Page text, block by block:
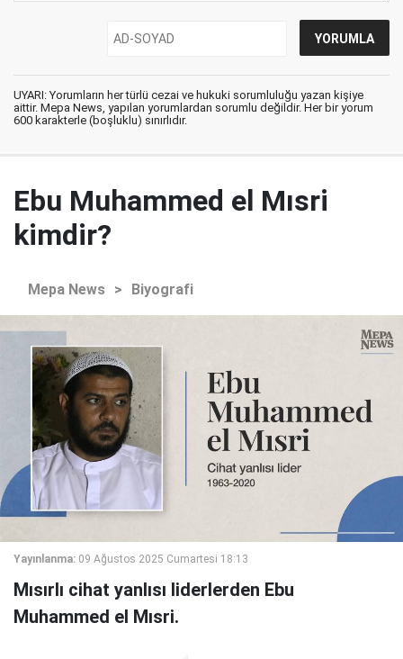
UYARI: Yorumların her türlü cezai ve hukuki sorumluluğu yazan kişiye
aittir. Mepa News, yapılan yorumlardan sorumlu değildir. Her bir yorum
600 karakterle (boşluklu) sınırlıdır.
Ebu Muhammed el Mısri
kimdir?
Mepa News > Biyografi
Yayınlanma: 09 Ağustos 2025 Cumartesi 18:13
Mısırlı cihat yanlısı liderlerden Ebu
Muhammed el Mısri.